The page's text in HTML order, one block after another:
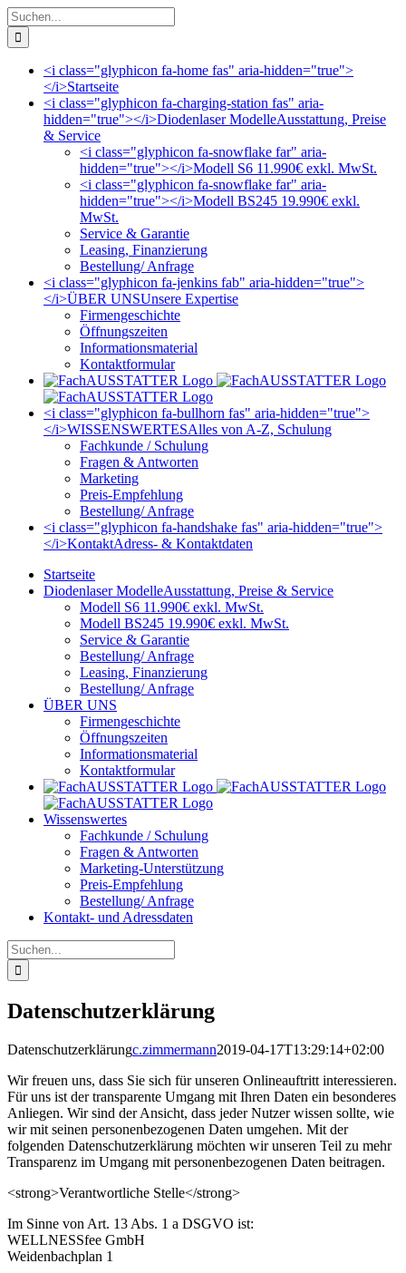
Zum
Inhalt
springen
Suche
nach:
<i class="glyphicon fa-home fas" aria-hidden="true">
</i>Startseite
<i class="glyphicon fa-charging-station fas" aria-
hidden="true"></i>Diodenlaser ModelleAusstattung, Preise
& Service
<i class="glyphicon fa-snowflake far" aria-
hidden="true"></i>Modell S6 11.990€ exkl. MwSt.
<i class="glyphicon fa-snowflake far" aria-
hidden="true"></i>Modell BS245 19.990€ exkl.
MwSt.
Service & Garantie
Leasing, Finanzierung
Bestellung/ Anfrage
<i class="glyphicon fa-jenkins fab" aria-hidden="true">
</i>ÜBER UNSUnsere Expertise
Firmengeschichte
Öffnungszeiten
Informationsmaterial
Kontaktformular
<i class="glyphicon fa-bullhorn fas" aria-hidden="true">
</i>WISSENSWERTESAlles von A-Z, Schulung
Fachkunde / Schulung
Fragen & Antworten
Marketing
Preis-Empfehlung
Bestellung/ Anfrage
<i class="glyphicon fa-handshake fas" aria-hidden="true">
</i>KontaktAdress- & Kontaktdaten
Startseite
Diodenlaser ModelleAusstattung, Preise & Service
Modell S6 11.990€ exkl. MwSt.
Modell BS245 19.990€ exkl. MwSt.
Service & Garantie
Bestellung/ Anfrage
Leasing, Finanzierung
Bestellung/ Anfrage
ÜBER UNS
Firmengeschichte
Öffnungszeiten
Informationsmaterial
Kontaktformular
Wissenswertes
Fachkunde / Schulung
Fragen & Antworten
Marketing-Unterstützung
Preis-Empfehlung
Bestellung/ Anfrage
Kontakt- und Adressdaten
Suche
nach:
Datenschutzerklärung
Datenschutzerklärungc.zimmermann2019-04-17T13:29:14+02:00
Wir freuen uns, dass Sie sich für unseren Onlineauftritt interessieren.
Für uns ist der transparente Umgang mit Ihren Daten ein besonderes
Anliegen. Wir sind der Ansicht, dass jeder Nutzer wissen sollte, wie
wir mit seinen personenbezogenen Daten umgehen. Mit der
folgenden Datenschutzerklärung möchten wir unseren Teil zu mehr
Transparenz im Umgang mit personenbezogenen Daten beitragen.
<strong>Verantwortliche Stelle</strong>
Im Sinne von Art. 13 Abs. 1 a DSGVO ist:
WELLNESSfee GmbH
Weidenbachplan 1